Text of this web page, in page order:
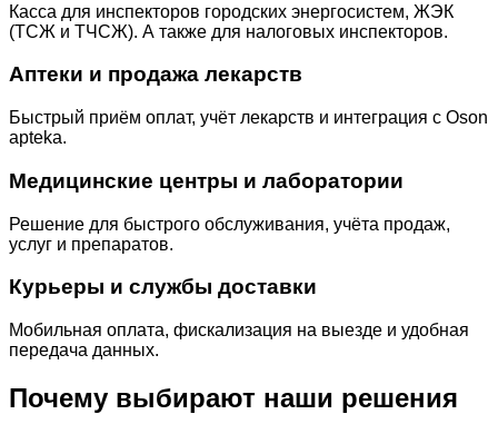
Касса для инспекторов городских энергосистем, ЖЭК
(ТСЖ и ТЧСЖ). А также для налоговых инспекторов.
Аптеки и продажа лекарств
Быстрый приём оплат, учёт лекарств и интеграция с Oson
apteka.
Медицинские центры и лаборатории
Решение для быстрого обслуживания, учёта продаж,
услуг и препаратов.
Курьеры и службы доставки
Мобильная оплата, фискализация на выезде и удобная
передача данных.
Почему выбирают наши решения